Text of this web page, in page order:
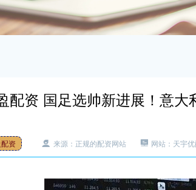
配资 国足选帅新进展！意
资 来源：正规的配资网站 网站：天宇